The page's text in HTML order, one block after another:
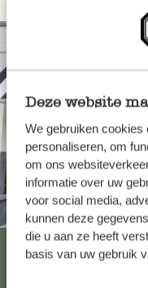
Deze website
We gebruiken cookies
personaliseren, om
om ons
informatie over uw
voor social media,
kunnen deze
die u aan ze heeft
basis van uw gebruik
Immer in
Alle 62 Geschäfte